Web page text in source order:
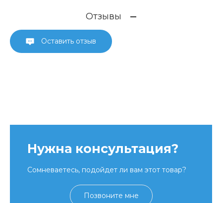
Отзывы
Оставить отзыв
Нужна консультация?
Сомневаетесь, подойдет ли вам этот товар?
Позвоните мне